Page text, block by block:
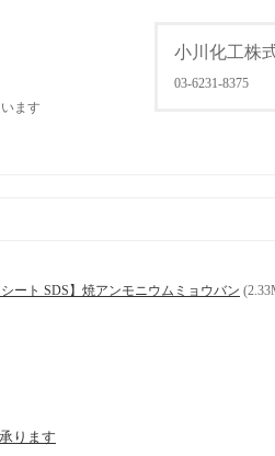
小川化工株
03-6231-8375
います
シート SDS】焼アンモニウムミョウバン
ります